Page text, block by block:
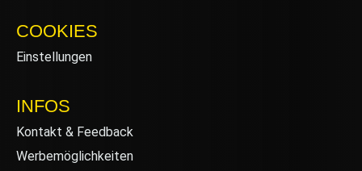
COOKIES
Einstellungen
INFOS
Kontakt & Feedback
Werbemöglichkeiten